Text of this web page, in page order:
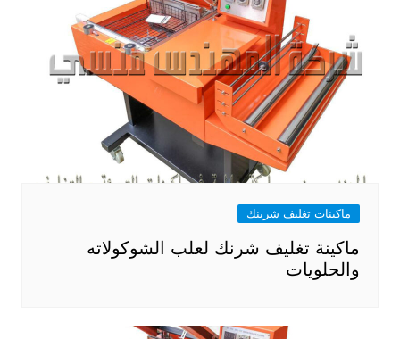
ماكينات تغليف شرينك
ماكينة تغليف شرنك لعلب الشوكولاته
والحلويات